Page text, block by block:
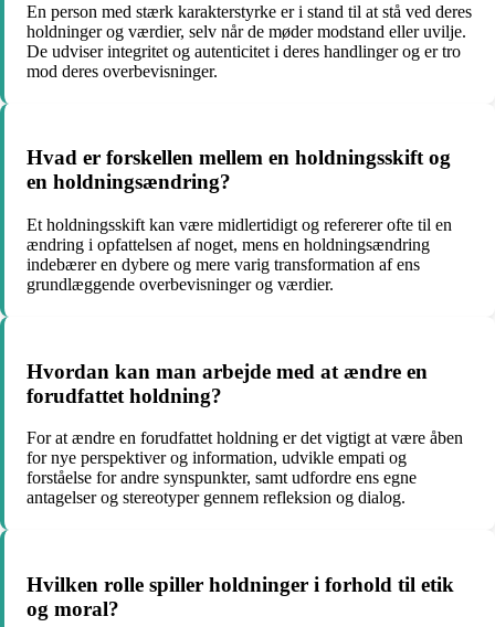
En person med stærk karakterstyrke er i stand til at stå ved deres
holdninger og værdier, selv når de møder modstand eller uvilje.
De udviser integritet og autenticitet i deres handlinger og er tro
mod deres overbevisninger.
Hvad er forskellen mellem en holdningsskift og
en holdningsændring?
Et holdningsskift kan være midlertidigt og refererer ofte til en
ændring i opfattelsen af noget, mens en holdningsændring
indebærer en dybere og mere varig transformation af ens
grundlæggende overbevisninger og værdier.
Hvordan kan man arbejde med at ændre en
forudfattet holdning?
For at ændre en forudfattet holdning er det vigtigt at være åben
for nye perspektiver og information, udvikle empati og
forståelse for andre synspunkter, samt udfordre ens egne
antagelser og stereotyper gennem refleksion og dialog.
Hvilken rolle spiller holdninger i forhold til etik
og moral?